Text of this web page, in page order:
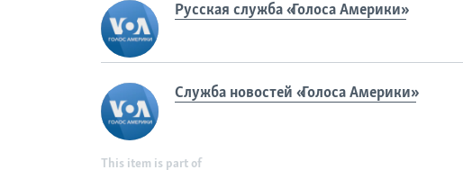
Русская служба «Голоса Америки»
Служба новостей «Голоса Америки»
This item is part of